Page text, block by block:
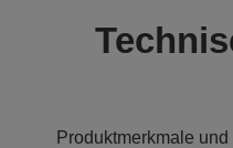
Produktmerkmale